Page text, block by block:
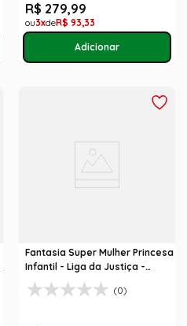
R$ 279,99
3 R$ 93,33
Fantasia Super Mulher Princesa
Infantil - Liga da Justiça -
Original
(0)